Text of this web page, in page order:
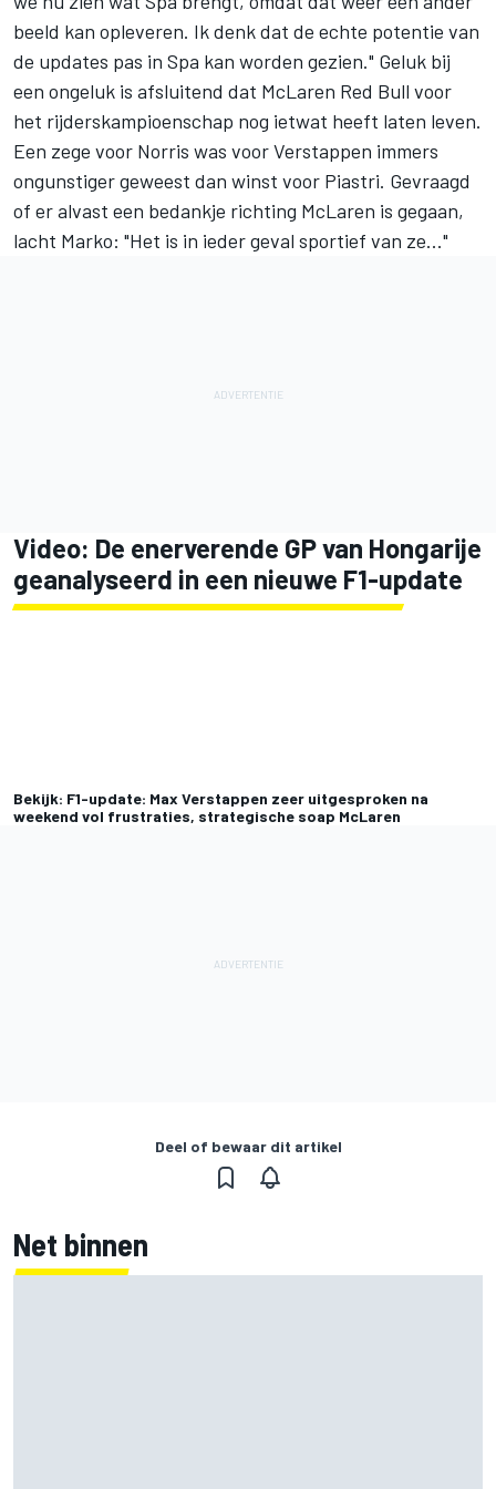
beeld kan opleveren. Ik denk dat de echte potentie van
de updates pas in Spa kan worden gezien." Geluk bij
een ongeluk is afsluitend dat McLaren Red Bull voor
het rijderskampioenschap nog ietwat heeft laten leven.
Een zege voor Norris was voor Verstappen immers
ongunstiger geweest dan winst voor Piastri. Gevraagd
of er alvast een bedankje richting McLaren is gegaan,
lacht Marko: "Het is in ieder geval sportief van ze..."
Video: De enerverende GP van Hongarije
geanalyseerd in een nieuwe F1-update
Bekijk: F1-update: Max Verstappen zeer uitgesproken na
weekend vol frustraties, strategische soap McLaren
Deel of bewaar dit artikel
Net binnen